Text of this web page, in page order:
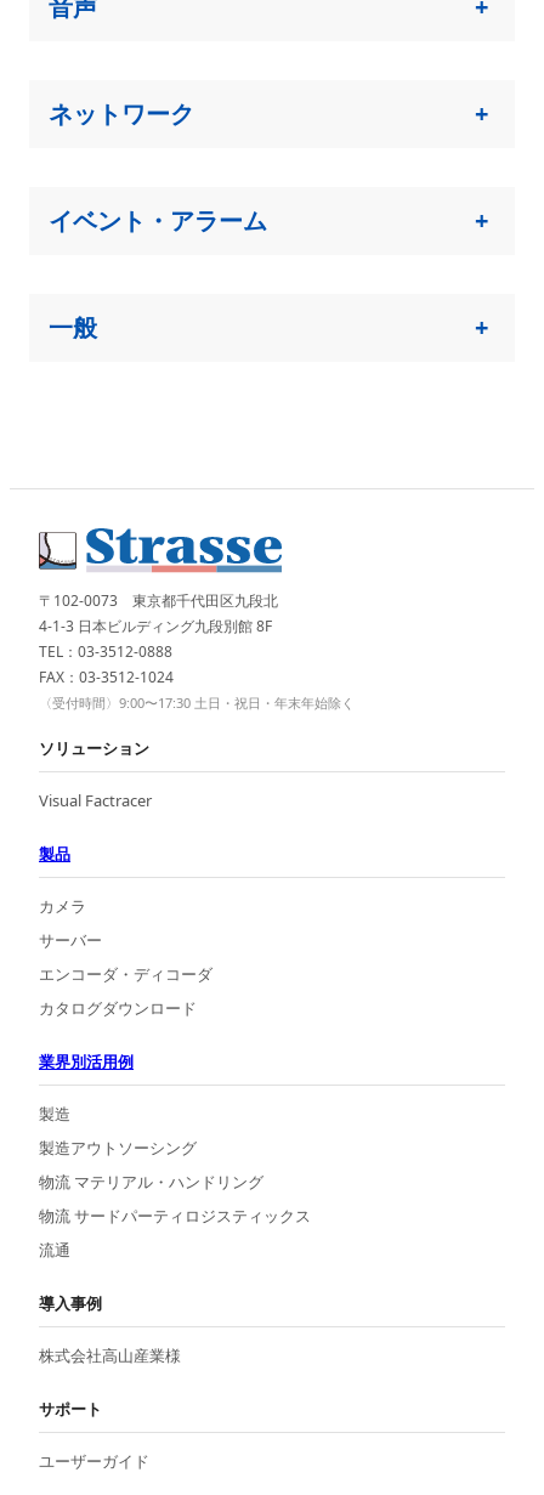
音声 +
ネットワーク +
イベント・アラーム +
一般 +
〒102-0073 東京都千代田区九段北
4-1-3 日本ビルディング九段別館 8F
TEL：03-3512-0888
FAX：03-3512-1024
〈受付時間〉9:00〜17:30 土日・祝日・年末年始除く
ソリューション
Visual Factracer
製品
カメラ
サーバー
エンコーダ・ディコーダ
カタログダウンロード
業界別活用例
製造
製造アウトソーシング
物流 マテリアル・ハンドリング
物流 サードパーティロジスティックス
流通
導入事例
株式会社高山産業様
サポート
ユーザーガイド